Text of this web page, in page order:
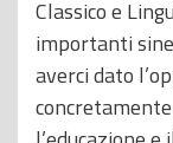
Classico e
importanti
averci dato